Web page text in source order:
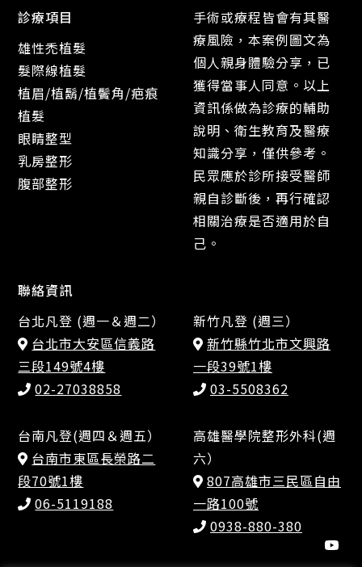
診療項目
雄性禿植髮
髮際線植髮
植眉/植鬍/植鬢角/疤痕
植髮
眼睛整型
乳房整形
腹部整形
手術或療程皆會有其醫
療風險，本案例圖文為
個人親身體驗分享，已
獲得當事人同意。以上
資訊係做為診療的輔助
說明、衛生教育及醫療
知識分享，僅供參考。
民眾應於診所接受醫師
親自診斷後，再行確認
相關治療是否適用於自
己。
聯絡資訊
台北凡登 (週一＆週二）
台北市大安區信義路
三段149號4樓
02-27038858
新竹凡登 (週三）
新竹縣竹北市文興路
一段39號1樓
03-5508362
台南凡登(週四＆週五）
台南市東區長榮路二
段70號1樓
06-5119188
高雄醫學院整形外科(週
六）
807高雄市三民區自由
一路100號
0938-880-380